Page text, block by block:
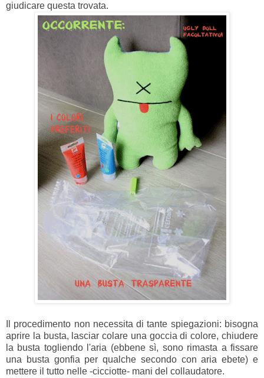
giudicare questa trovata.
Il procedimento non necessita di tante spiegazioni: bisogna
aprire la busta, lasciar colare una goccia di colore, chiudere
la busta togliendo l'aria (ebbene sì, sono rimasta a fissare
una busta gonfia per qualche secondo con aria ebete) e
mettere il tutto nelle -cicciotte- mani del collaudatore.